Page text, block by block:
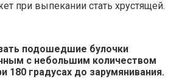
при выпекании стать хрустящей.
подошедшие булочки
с небольшим количеством
180 градусах до зарумянивания.